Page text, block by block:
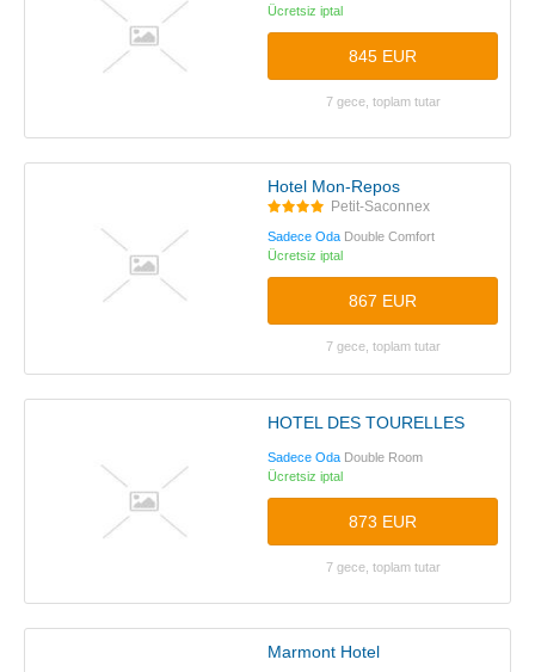
Ücretsiz iptal
845 EUR
7 gece, toplam tutar
Hotel Mon-Repos
Petit-Saconnex
Sadece Oda Double Comfort
Ücretsiz iptal
867 EUR
7 gece, toplam tutar
HOTEL DES TOURELLES
Sadece Oda Double Room
Ücretsiz iptal
873 EUR
7 gece, toplam tutar
Marmont Hotel